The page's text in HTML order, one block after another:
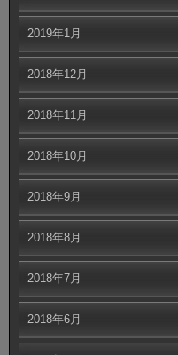
2019年1月
2018年12月
2018年11月
2018年10月
2018年9月
2018年8月
2018年7月
2018年6月